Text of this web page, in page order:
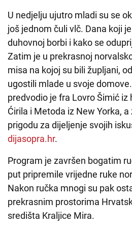
U nedjelju ujutro mladi su se
još jednom čuli vlč. Dana koji
duhovnoj borbi i kako se
Zatim je u prekrasnoj
misa na kojoj su bili župljani,
ugostili mlade u svoje
predvodio je fra Lovro Šimić iz
Ćirila i Metoda iz New Yorka,
prigodu za dijeljenje svojih
dijasopra.hr.
Program je završen bogatim
put pripremile vrijedne ruke
Nakon ručka mnogi su pak
prekrasnim prostorima
središta Kraljice Mira.